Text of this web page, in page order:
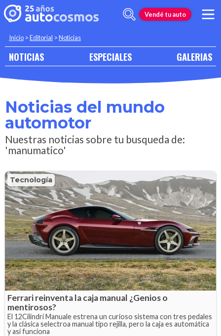
Vendé tu auto
Inicio >Editorial >Noticias
NOTICIAS ESPECIALES GALERIAS
Noticias del mundo
automotor
Nuestras noticias sobre tu busqueda de:
'manumatico'
Tecnología
Ferrari reinventa la caja manual ¿Genios o
mentirosos?
El 12Cilindri Manuale estrena un curioso sistema con tres pedales
y la clásica selectroa manual tipo rejilla, pero la caja es automática
y así funciona